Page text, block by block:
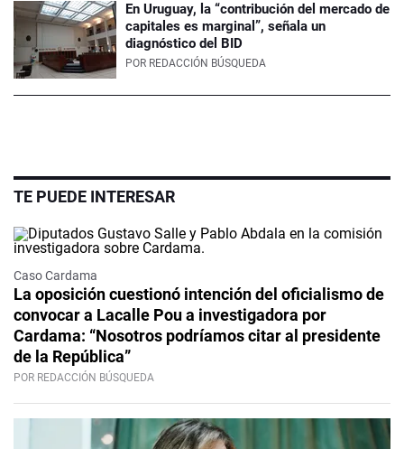
En Uruguay, la “contribución del mercado de
capitales es marginal”, señala un
diagnóstico del BID
POR REDACCIÓN BÚSQUEDA
TE PUEDE INTERESAR
Caso Cardama
La oposición cuestionó intención del oficialismo de
convocar a Lacalle Pou a investigadora por
Cardama: “Nosotros podríamos citar al presidente
de la República”
POR REDACCIÓN BÚSQUEDA